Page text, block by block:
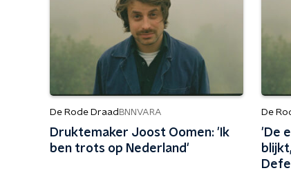
De Rode Draad BNNVARA
Druktemaker Joost Oomen: 'Ik
ben trots op Nederland'
De
'De